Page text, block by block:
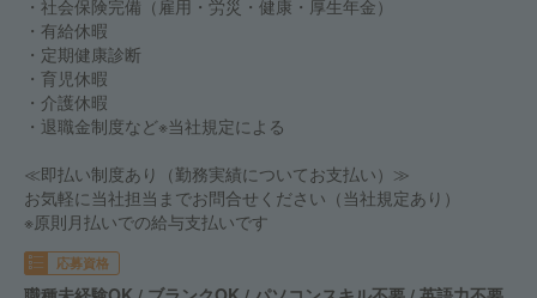
・社会保険完備（雇用・労災・健康・厚生年金）
・有給休暇
・定期健康診断
・育児休暇
・介護休暇
・退職金制度など※当社規定による
≪即払い制度あり（勤務実績についてお支払い）≫
お気軽に当社担当までお問合せください（当社規定あり）
※原則月払いでの給与支払いです
応募資格